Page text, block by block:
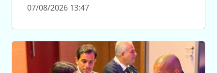
07/08/2026 13:47